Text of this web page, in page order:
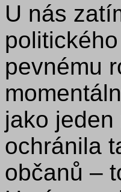
U nás
pevnému
jako
ochránila
občanů –